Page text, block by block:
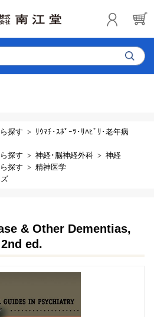
探す
ﾘｳﾏﾁ･ｽﾎﾟｰﾂ･ﾘﾊﾋﾞﾘ･老年病
探す 神経･脳神経外科
神経
探す
精神医学
& Other Dementias,
2nd ed.